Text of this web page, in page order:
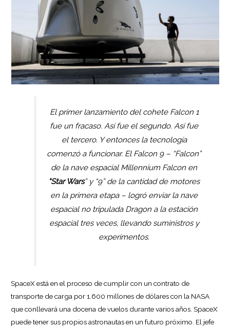
El primer lanzamiento del cohete Falcon 1
fue un fracaso. Así fue el segundo. Así fue
el tercero. Y entonces la tecnología
comenzó a funcionar. El Falcon 9 – “Falcon”
de la nave espacial Millennium Falcon en
“Star Wars” y “9” de la cantidad de motores
en la primera etapa – logró enviar la nave
espacial no tripulada Dragon a la estación
espacial tres veces, llevando suministros y
experimentos.
SpaceX está en el proceso de cumplir con un contrato de
transporte de carga por 1.600 millones de dólares con la NASA
que conllevará una docena de vuelos durante varios años. SpaceX
puede tener sus propios astronautas en un futuro próximo. El jefe